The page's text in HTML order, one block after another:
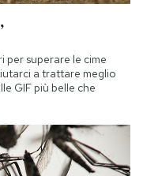
per superare le cime
a trattare meglio
GIF più belle che